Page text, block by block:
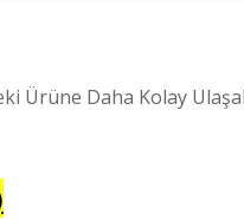
Ürüne Daha Kolay